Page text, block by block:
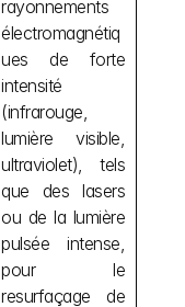
rayonnements
électromagnétiq
ues de forte
intensité
(infrarouge,
lumière visible,
ultraviolet), tels
que des lasers
ou de la lumière
pulsée intense,
pour le
resurfaçage de